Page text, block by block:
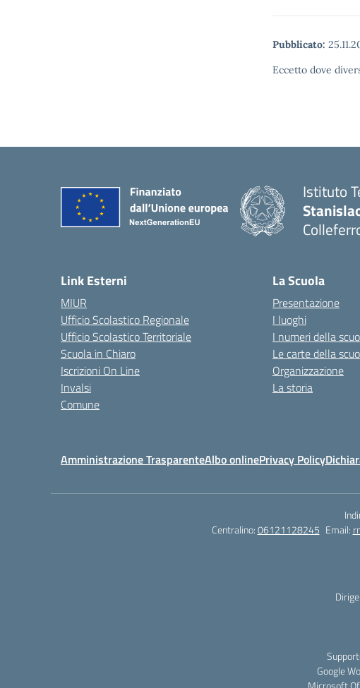
Pubblicato:
Eccetto dove
Istituto
Link Esterni
MIUR
Ufficio Scolastico Regionale
Ufficio Scolastico Territoriale
Scuola in Chiaro
Iscrizioni On Line
Invalsi
Comune
La Scuola
Presentazione
I luoghi
I numeri della
Le carte della
Organizzazione
La storia
Amministrazione TrasparenteAlbo onlinePrivacy Policy
Centralino:06121128245 Email:
Google